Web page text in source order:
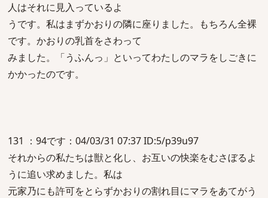
人はそれに見入っているよ
うです。私はまずかおりの隣に座りました。もちろん全裸
です。かおりの乳首をさわって
みました。「うふんっ」といってわたしのマラをしごきに
かかったのです。
131 ：94です：04/03/31 07:37 ID:5/p39u97
それからの私たちは獣と化し、お互いの快楽をむさぼるよ
うに追い求めました。私は
元家乃にも許可をとらずかおりの割れ目にマラをあてがう